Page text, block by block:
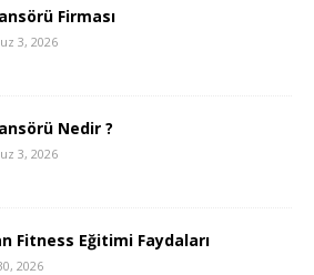
Firması
3, 2026
Nedir ?
3, 2026
Fitness Eğitimi Faydaları
2026